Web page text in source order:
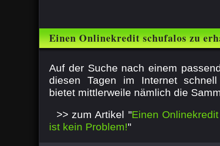
Einen Onlinekredit schufalos zu
Auf der Suche nach einem
diesen Tagen im Internet
bietet mittlerweile nämlich die
>> zum Artikel "Einen
ist kein Problem!"